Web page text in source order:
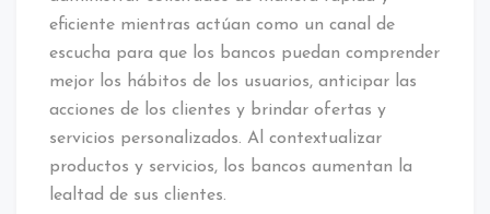
eficiente mientras actúan como un canal de
escucha para que los bancos puedan comprender
mejor los hábitos de los usuarios, anticipar las
acciones de los clientes y brindar ofertas y
servicios personalizados. Al contextualizar
productos y servicios, los bancos aumentan la
lealtad de sus clientes.